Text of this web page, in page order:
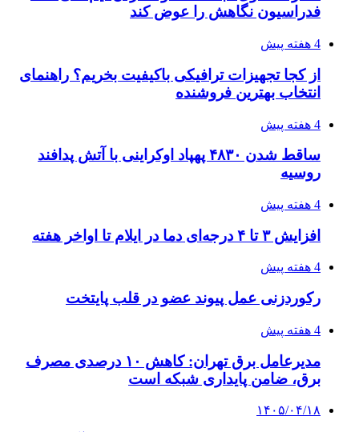
فدراسیون نگاهش را عوض کند
4 هفته پیش
از کجا تجهیزات ترافیکی باکیفیت بخریم؟ راهنمای
انتخاب بهترین فروشنده
4 هفته پیش
ساقط شدن ۴۸۳۰ پهپاد اوکراینی با آتش پدافند
روسیه
4 هفته پیش
افزایش ۳ تا ۴ درجه‌ای دما در ایلام تا اواخر هفته
4 هفته پیش
رکوردزنی عمل پیوند عضو در قلب پایتخت
4 هفته پیش
مدیرعامل برق تهران: کاهش ۱۰ درصدی مصرف
برق، ضامن پایداری شبکه است
۱۴۰۵/۰۴/۱۸